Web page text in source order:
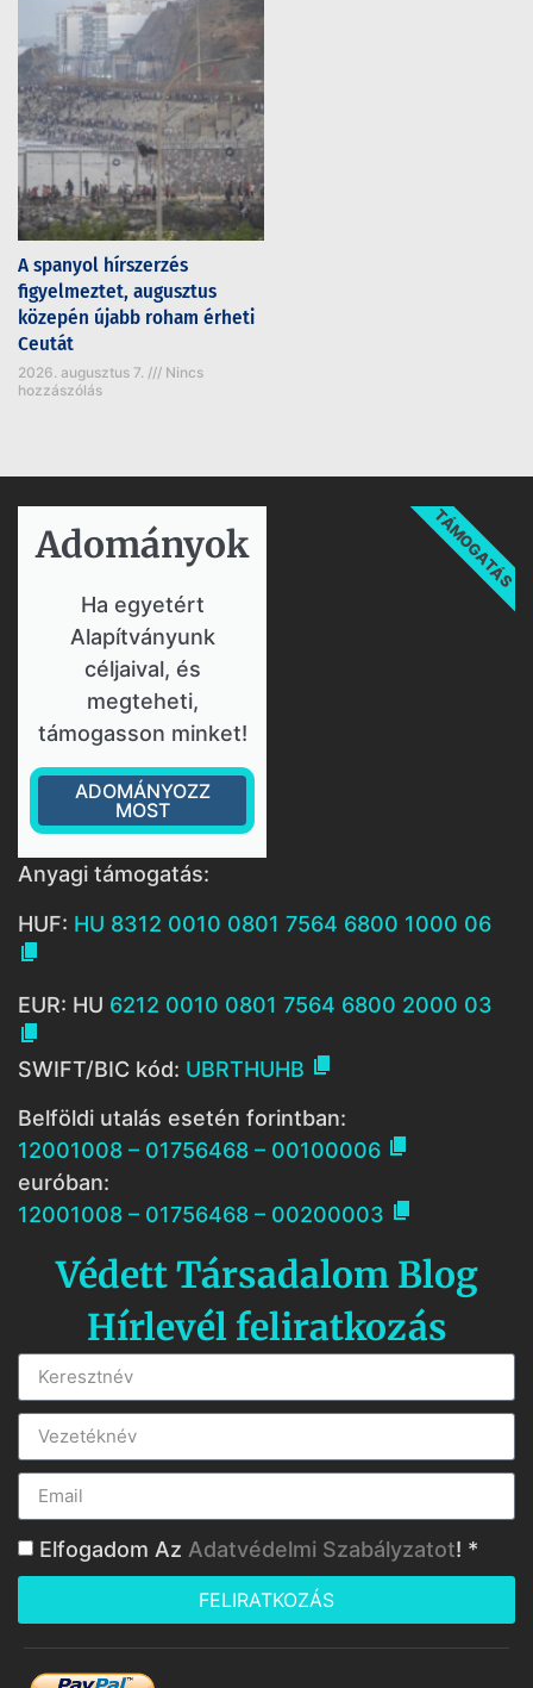
A spanyol hírszerzés
figyelmeztet, augusztus
közepén újabb roham érheti
Ceutát
2026. augusztus 7.
Nincs
hozzászólás
Adományok​
Ha egyetért
Alapítványunk
céljaival, és
megteheti,
támogasson minket!
ADOMÁNYOZZ
MOST
TÁMOGATÁS
Anyagi támogatás:
HUF: HU 8312 0010 0801 7564 6800 1000 06

EUR: HU 6212 0010 0801 7564 6800 2000 03

SWIFT/BIC kód: UBRTHUHB 
Belföldi utalás esetén forintban:
12001008 – 01756468 – 00100006 
euróban:
12001008 – 01756468 – 00200003 
Védett Társadalom Blog
Hírlevél feliratkozás
Elfogadom Az Adatvédelmi Szabályzatot! *
FELIRATKOZÁS